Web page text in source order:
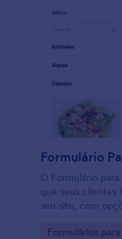
O Formulário
que seus clientes
seu site, com
Go to Category:
Formulários